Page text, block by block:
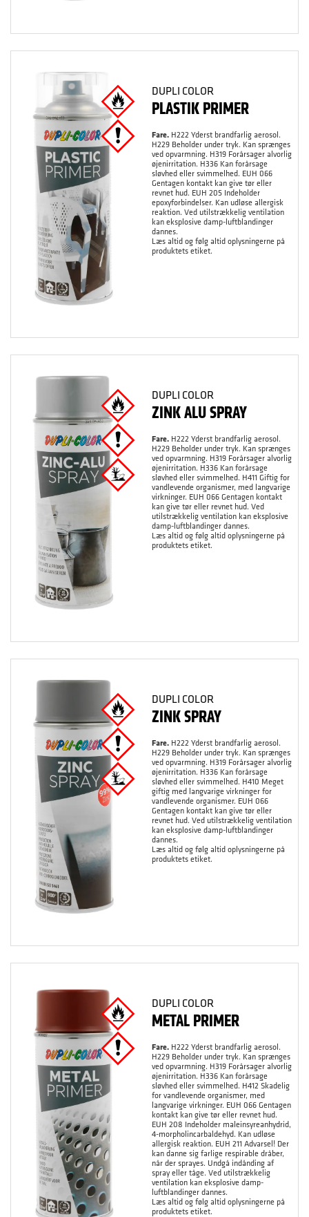
DUPLI COLOR
PLASTIK PRIMER
Fare. H222 Yderst brandfarlig aerosol.
H229 Beholder under tryk. Kan sprænges
ved opvarmning. H319 Forårsager alvorlig
øjenirritation. H336 Kan forårsage
sløvhed eller svimmelhed. EUH 066
Gentagen kontakt kan give tør eller
revnet hud. EUH 205 Indeholder
epoxyforbindelser. Kan udløse allergisk
reaktion. Ved utilstrækkelig ventilation
kan eksplosive damp-luftblandinger
dannes.
Læs altid og følg altid oplysningerne på
produktets etiket.
DUPLI COLOR
ZINK ALU SPRAY
Fare. H222 Yderst brandfarlig aerosol.
H229 Beholder under tryk. Kan sprænges
ved opvarmning. H319 Forårsager alvorlig
øjenirritation. H336 Kan forårsage
sløvhed eller svimmelhed. H411 Giftig for
vandlevende organismer, med langvarige
virkninger. EUH 066 Gentagen kontakt
kan give tør eller revnet hud. Ved
utilstrækkelig ventilation kan eksplosive
damp-luftblandinger dannes.
Læs altid og følg altid oplysningerne på
produktets etiket.
DUPLI COLOR
ZINK SPRAY
Fare. H222 Yderst brandfarlig aerosol.
H229 Beholder under tryk. Kan sprænges
ved opvarmning. H319 Forårsager alvorlig
øjenirritation. H336 Kan forårsage
sløvhed eller svimmelhed. H410 Meget
giftig med langvarige virkninger for
vandlevende organismer. EUH 066
Gentagen kontakt kan give tør eller
revnet hud. Ved utilstrækkelig ventilation
kan eksplosive damp-luftblandinger
dannes.
Læs altid og følg altid oplysningerne på
produktets etiket.
DUPLI COLOR
METAL PRIMER
Fare. H222 Yderst brandfarlig aerosol.
H229 Beholder under tryk. Kan sprænges
ved opvarmning. H319 Forårsager alvorlig
øjenirritation. H336 Kan forårsage
sløvhed eller svimmelhed. H412 Skadelig
for vandlevende organismer, med
langvarige virkninger. EUH 066 Gentagen
kontakt kan give tør eller revnet hud.
EUH 208 Indeholder maleinsyreanhydrid,
4-morpholincarbaldehyd. Kan udløse
allergisk reaktion. EUH 211 Advarsel! Der
kan danne sig farlige respirable dråber,
når der sprayes. Undgå indånding af
spray eller tåge. Ved utilstrækkelig
ventilation kan eksplosive damp-
luftblandinger dannes.
Læs altid og følg altid oplysningerne på
produktets etiket.